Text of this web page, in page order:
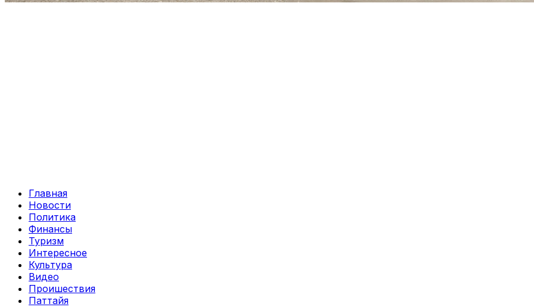
Главная
Новости
Политика
Финансы
Туризм
Интересное
Культура
Видео
Проишествия
Паттайя